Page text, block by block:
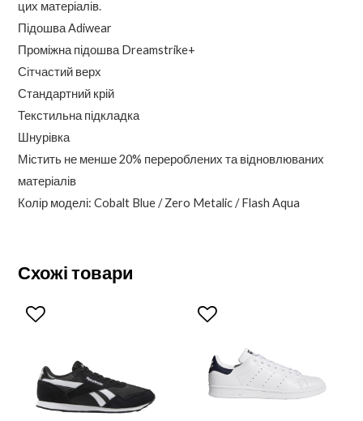
цих матеріалів.
Підошва Adiwear
Проміжна підошва Dreamstrike+
Сітчастий верх
Стандартний крій
Текстильна підкладка
Шнурівка
Містить не менше 20% перероблених та відновлюваних
матеріалів
Колір моделі: Cobalt Blue / Zero Metalic / Flash Aqua
Схожі товари